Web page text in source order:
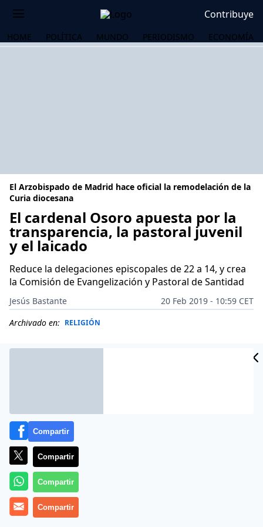
Contribuye
HOME POLÍTICA MUNDO PERIODISMO ECONOMÍA
El Arzobispado de Madrid hace oficial la remodelación de la
Curia diocesana
El cardenal Osoro apuesta por la
transparencia, la pastoral juvenil
y el laicado
Reduce la delegaciones episcopales de 22 a 14, y crea
la Comisión de Evangelización y Pastoral de Santidad
Jesús Bastante
20 Feb 2019 - 10:59 CET
Archivado en: RELIGIÓN
J. B./Archimadrid
Compartir
Compartir
Compartir
Compartir